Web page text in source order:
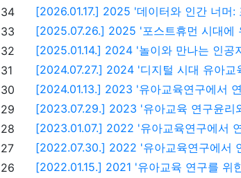
34
[2026.01.17.] 2025 '데이터와 인간 너머:
33
[2025.07.26.] 2025 '포스트휴먼 시대에
32
[2025.01.14.] 2024 '놀이와 만나는 인공
31
[2024.07.27.] 2024 '디지털 시대 유아교
30
[2024.01.13.] 2023 '유아교육연구에서
29
[2023.07.29.] 2023 '유아교육 연구윤리
28
[2023.01.07.] 2022 '유아교육연구에서
27
[2022.07.30.] 2022 '유아교육연구에서
26
[2022.01.15.] 2021 '유아교육 연구를 위